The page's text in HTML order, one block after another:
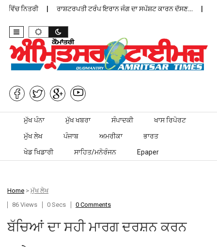
ਨਿਤਰੀ ਰਾਸ਼ਟਰਪਤੀ ਟਰੰਪ ਇਰਾਨ ਜੰਗ ਦਾ ਸਪੱਸ਼ਟ ਕਾਰਨ ਦੱਸਣ…
Skip to content
ਮੁੱਖ ਪੰਨਾ ਮੁੱਖ ਖਬਰਾ ਸੰਪਾਦਕੀ ਖਾਸ ਰਿਪੋਰਟ
ਮੁੱਖ ਲੇਖ ਪੰਜਾਬ ਅਮਰੀਕਾ ਭਾਰਤ
ਖੇਡ ਖਿਡਾਰੀ ਸਾਹਿਤ/ਮਨੋਰੰਜਨ Epaper
Home > ਮੁੱਖ ਲੇਖ
86 Views
0 Secs 0 Comments
ਬੱਚਿਆਂ ਦਾ ਸਹੀ ਮਾਰਗ ਦਰਸ਼ਨ ਕਰਨ